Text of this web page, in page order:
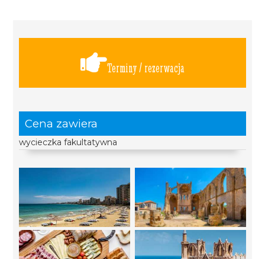
Terminy / rezerwacja
Cena zawiera
wycieczka fakultatywna